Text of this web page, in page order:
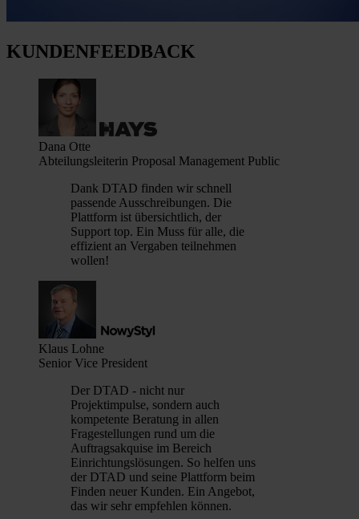
KUNDENFEEDBACK
Dana Otte
Abteilungsleiterin Proposal Management Public
Dank DTAD finden wir schnell
passende Ausschreibungen. Die
Plattform ist übersichtlich, der
Support top. Ein Muss für alle, die
effizient an Vergaben teilnehmen
wollen!
Klaus Lohne
Senior Vice President
Der DTAD - nicht nur
Projektimpulse, sondern auch
kompetente Beratung in allen
Fragestellungen rund um die
Auftragsakquise im Bereich
Einrichtungslösungen. So helfen uns
der DTAD und seine Plattform beim
Finden neuer Kunden. Ein Angebot,
das wir sehr empfehlen können.